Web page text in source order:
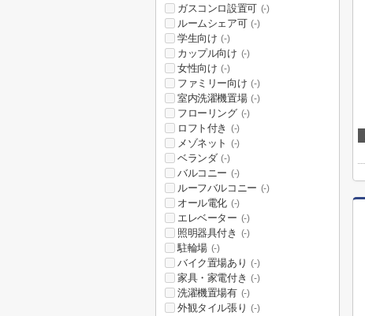
ガスコンロ設置可 (-)
ルームシェア可 (-)
学生向け (-)
カップル向け (-)
女性向け (-)
ファミリー向け (-)
室内洗濯機置場 (-)
フローリング (-)
ロフト付き (-)
メゾネット (-)
ベランダ (-)
バルコニー (-)
ルーフバルコニー (-)
オール電化 (-)
エレベーター (-)
照明器具付き (-)
駐輪場 (-)
バイク置場あり (-)
家具・家電付き (-)
洗濯機置場有 (-)
外観タイル張り (-)